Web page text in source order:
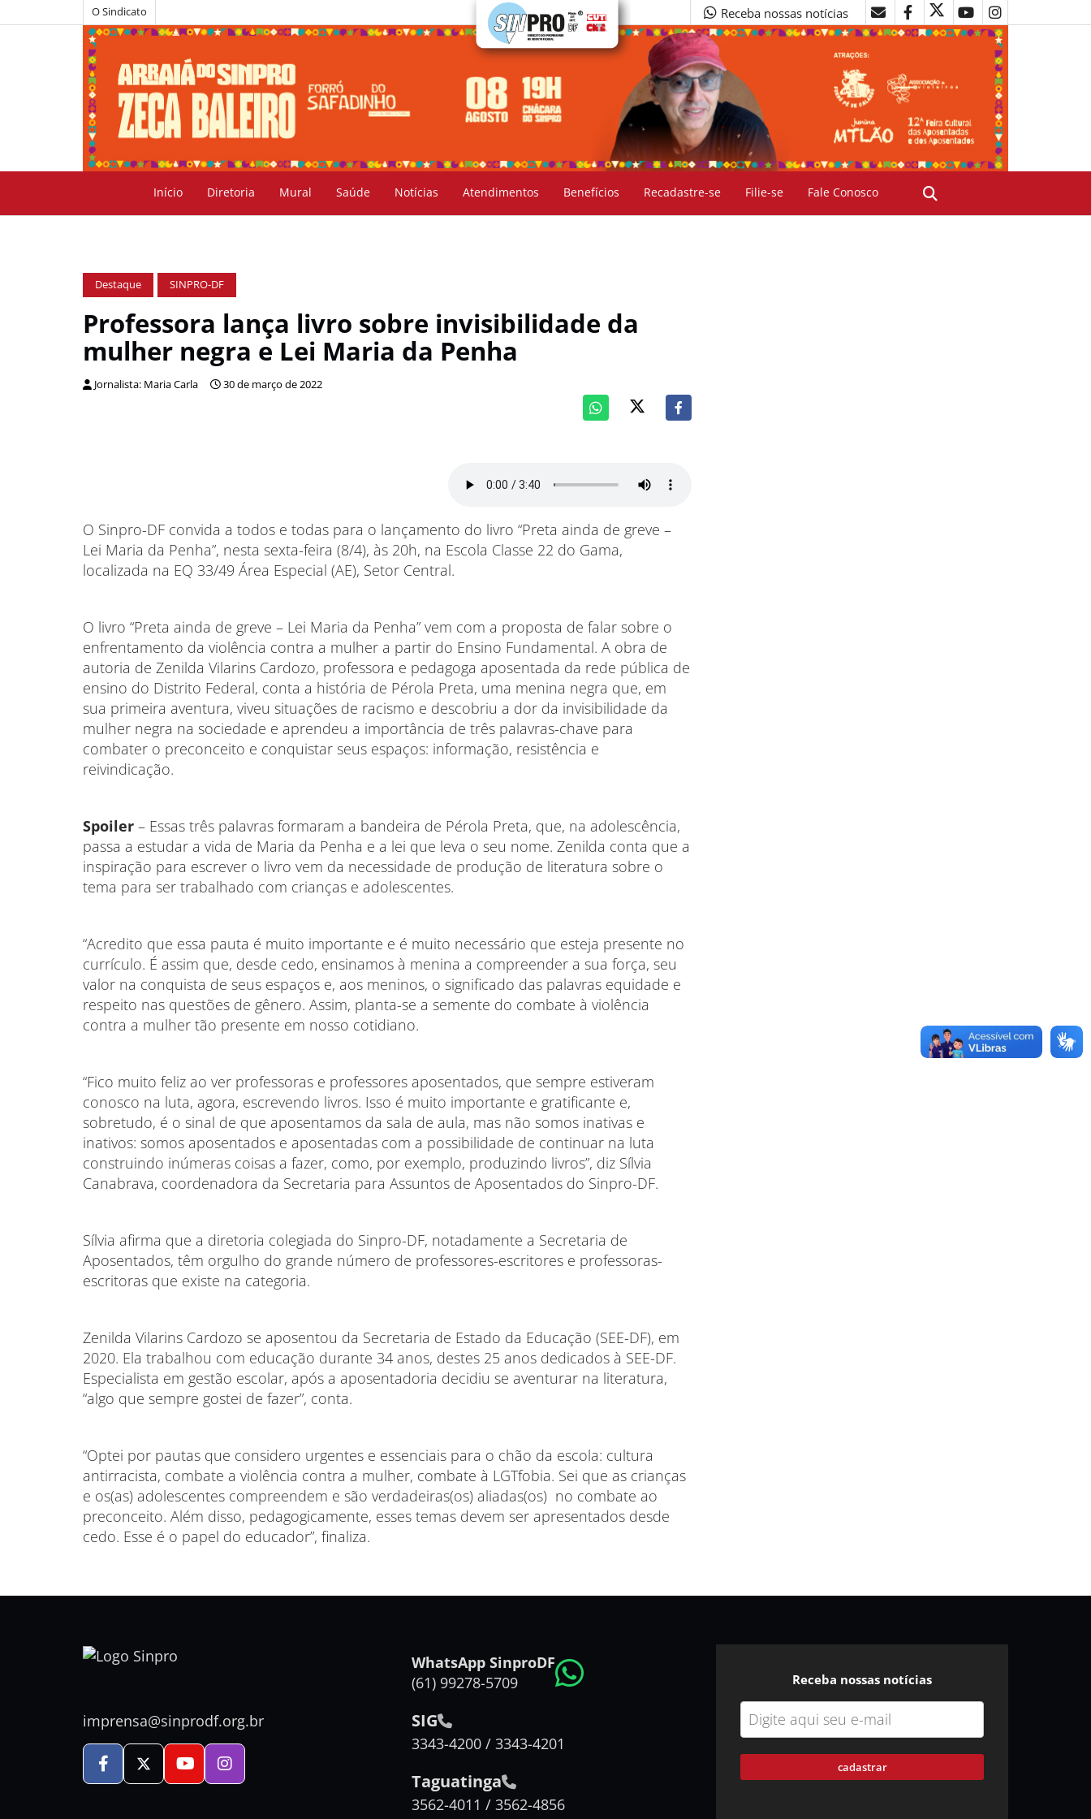
O Sindicato Receba nossas notícias
Início Diretoria Mural Saúde Notícias Atendimentos Benefícios Recadastre-se Filie-se Fale Conosco
Destaque SINPRO-DF
Professora lança livro sobre invisibilidade da
mulher negra e Lei Maria da Penha
Jornalista: Maria Carla 30 de março de 2022
O Sinpro-DF convida a todos e todas para o lançamento do livro “Preta ainda de greve –
Lei Maria da Penha”, nesta sexta-feira (8/4), às 20h, na Escola Classe 22 do Gama,
localizada na EQ 33/49 Área Especial (AE), Setor Central.
O livro “Preta ainda de greve – Lei Maria da Penha” vem com a proposta de falar sobre o
enfrentamento da violência contra a mulher a partir do Ensino Fundamental. A obra de
autoria de Zenilda Vilarins Cardozo, professora e pedagoga aposentada da rede pública de
ensino do Distrito Federal, conta a história de Pérola Preta, uma menina negra que, em
sua primeira aventura, viveu situações de racismo e descobriu a dor da invisibilidade da
mulher negra na sociedade e aprendeu a importância de três palavras-chave para
combater o preconceito e conquistar seus espaços: informação, resistência e
reivindicação.
Spoiler – Essas três palavras formaram a bandeira de Pérola Preta, que, na adolescência,
passa a estudar a vida de Maria da Penha e a lei que leva o seu nome. Zenilda conta que a
inspiração para escrever o livro vem da necessidade de produção de literatura sobre o
tema para ser trabalhado com crianças e adolescentes.
“Acredito que essa pauta é muito importante e é muito necessário que esteja presente no
currículo. É assim que, desde cedo, ensinamos à menina a compreender a sua força, seu
valor na conquista de seus espaços e, aos meninos, o significado das palavras equidade e
respeito nas questões de gênero. Assim, planta-se a semente do combate à violência
contra a mulher tão presente em nosso cotidiano.
“Fico muito feliz ao ver professoras e professores aposentados, que sempre estiveram
conosco na luta, agora, escrevendo livros. Isso é muito importante e gratificante e,
sobretudo, é o sinal de que aposentamos da sala de aula, mas não somos inativas e
inativos: somos aposentados e aposentadas com a possibilidade de continuar na luta
construindo inúmeras coisas a fazer, como, por exemplo, produzindo livros”, diz Sílvia
Canabrava, coordenadora da Secretaria para Assuntos de Aposentados do Sinpro-DF.
Sílvia afirma que a diretoria colegiada do Sinpro-DF, notadamente a Secretaria de
Aposentados, têm orgulho do grande número de professores-escritores e professoras-
escritoras que existe na categoria.
Zenilda Vilarins Cardozo se aposentou da Secretaria de Estado da Educação (SEE-DF), em
2020. Ela trabalhou com educação durante 34 anos, destes 25 anos dedicados à SEE-DF.
Especialista em gestão escolar, após a aposentadoria decidiu se aventurar na literatura,
“algo que sempre gostei de fazer”, conta.
“Optei por pautas que considero urgentes e essenciais para o chão da escola: cultura
antirracista, combate a violência contra a mulher, combate à LGTfobia. Sei que as crianças
e os(as) adolescentes compreendem e são verdadeiras(os) aliadas(os) no combate ao
preconceito. Além disso, pedagogicamente, esses temas devem ser apresentados desde
cedo. Esse é o papel do educador”, finaliza.
imprensa@sinprodf.org.br
WhatsApp SinproDF
(61) 99278-5709
SIG
3343-4200 / 3343-4201
Taguatinga
3562-4011 / 3562-4856
Receba nossas notícias
cadastrar